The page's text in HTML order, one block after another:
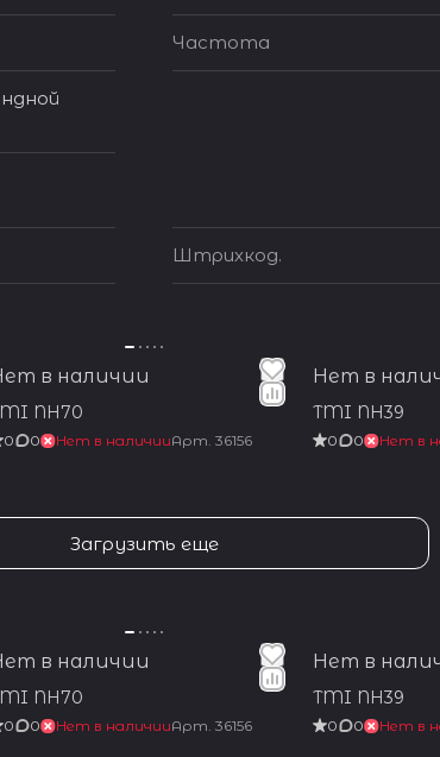
Частота
Штрихкод.
в наличии
NH70
0 0 Нет в наличииАрт.36156
Нет в
TMI NH39
0 0 Нет в
Загрузить еще
в наличии
NH70
0 0 Нет в наличииАрт.36156
Нет в
TMI NH39
0 0 Нет в